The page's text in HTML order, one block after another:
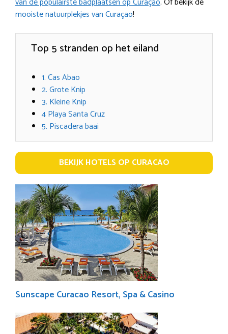
mooiste natuurplekjes van Curaçao!
Top 5 stranden op het eiland
1. Cas Abao
2. Grote Knip
3. Kleine Knip
4 Playa Santa Cruz
5. Piscadera baai
BEKIJK HOTELS OP CURACAO
Sunscape Curacao Resort, Spa & Casino